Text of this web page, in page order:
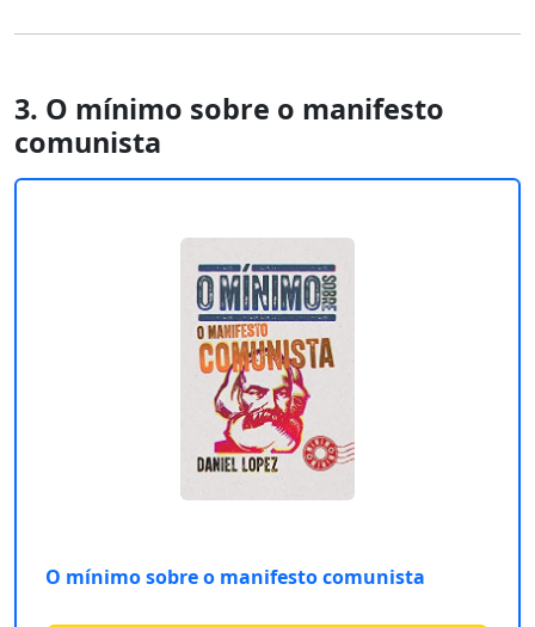
3. O mínimo sobre o manifesto
comunista
O mínimo sobre o manifesto comunista